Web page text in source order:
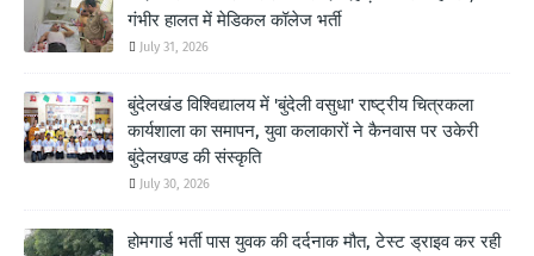
गंभीर हालत में मेडिकल कॉलेज भर्ती
July 31, 2026
बुंदेलखंड विश्विद्यालय में 'बुंदेली वसुधा' राष्ट्रीय चित्रकला
कार्यशाला का समापन, युवा कलाकारों ने कैनवास पर उकेरी
बुंदेलखण्ड की संस्कृति
July 30, 2026
होमगार्ड भर्ती पास युवक की दर्दनाक मौत, टेस्ट ड्राइव कर रही